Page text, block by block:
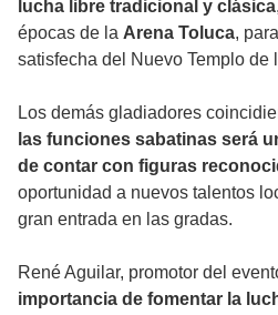
lucha libre tradicional y clásica
épocas de la Arena Toluca,
satisfecha del Nuevo Templo de
Los demás gladiadores
las funciones sabatinas será
de contar con figuras
oportunidad a nuevos talentos
gran entrada en las gradas.
René Aguilar, promotor del
importancia de fomentar la